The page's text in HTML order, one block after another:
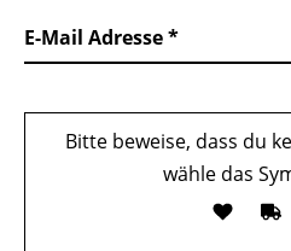
E-Mail Adresse
Bitte beweise, dass du
wähle das